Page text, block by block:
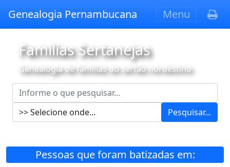
Genealogia Pernambucana Menu
Famílias Sertanejas
Genealogia de famílias do sertão nordestino
Pesquisar...
Pessoas que foram batizadas em: